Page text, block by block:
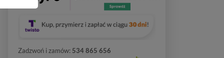
Zadzwoń i zamów: 534 865 656